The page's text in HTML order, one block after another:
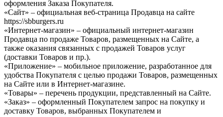
оформления Заказа Покупателя.
«Сайт» – официальная веб-страница Продавца на сайте
https://sbburgers.ru
«Интернет-магазин» – официальный интернет-магазин
Продавца по продаже Товаров, размещенных на Сайте, а
также оказания связанных с продажей Товаров услуг
(доставки Товаров и пр.).
«Приложение» – мобильное приложение, разработанное для
удобства Покупателя с целью продажи Товаров, размещенных
на Сайте или в Интернет-магазине.
«Товары» – перечень продукции, представленный на Сайте.
«Заказ» – оформленный Покупателем запрос на покупку и
доставку Товаров, выбранных Покупателем и